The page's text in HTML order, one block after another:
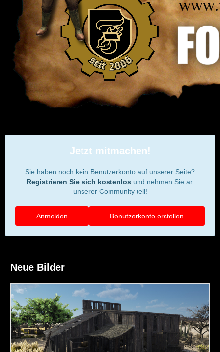
Jetzt mitmachen!
Sie haben noch kein Benutzerkonto auf unserer Seite?
Registrieren Sie sich kostenlos und nehmen Sie an
unserer Community teil!
Benutzerkonto erstellen
Anmelden
Neue Bilder